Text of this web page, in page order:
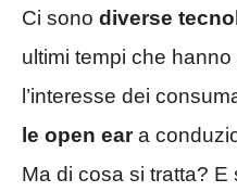
Ci sono diverse
ultimi tempi che
l’interesse dei
le open eara
Ma di cosa si tratta?